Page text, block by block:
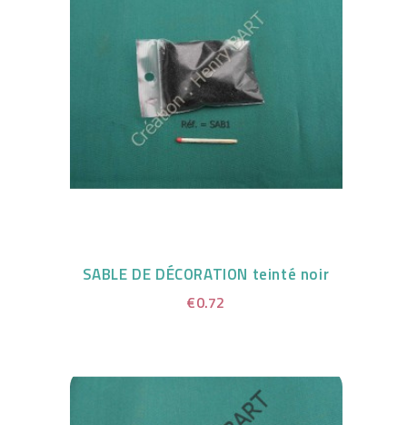
SABLE DE DÉCORATION teinté noir
€0.72